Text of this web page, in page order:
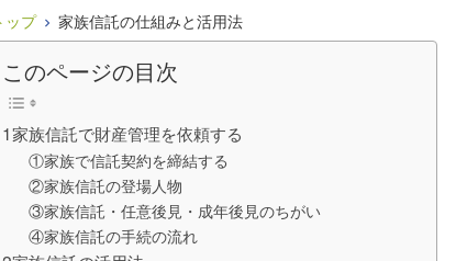
ップ 家族信託の仕組みと活用法
このページの目次
1家族信託で財産管理を依頼する
①家族で信託契約を締結する
②家族信託の登場人物
③家族信託・任意後見・成年後見のちがい
④家族信託の手続の流れ